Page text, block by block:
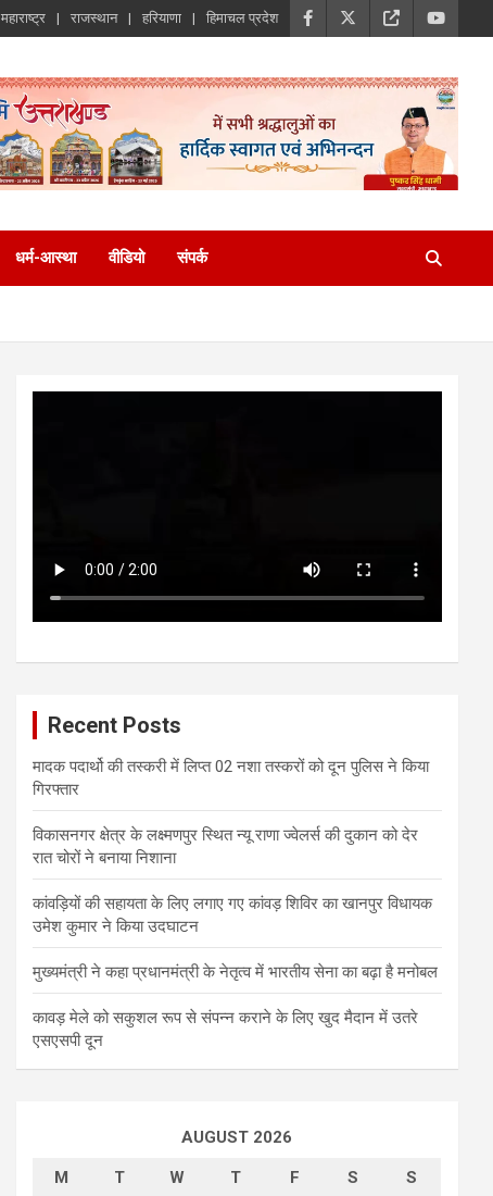
महाराष्ट्र राजस्थान हरियाणा हिमाचल प्रदेश
धर्म-आस्था वीडियो संपर्क
Recent Posts
मादक पदार्थो की तस्करी में लिप्त 02 नशा तस्करों को दून पुलिस ने किया
गिरफ्तार
विकासनगर क्षेत्र के लक्ष्मणपुर स्थित न्यू राणा ज्वेलर्स की दुकान को देर
रात चोरों ने बनाया निशाना
कांवड़ियों की सहायता के लिए लगाए गए कांवड़ शिविर का खानपुर विधायक
उमेश कुमार ने किया उदघाटन
मुख्यमंत्री ने कहा प्रधानमंत्री के नेतृत्व में भारतीय सेना का बढ़ा है मनोबल
कावड़ मेले को सकुशल रूप से संपन्न कराने के लिए खुद मैदान में उतरे
एसएसपी दून
AUGUST 2026
M T W T F S S